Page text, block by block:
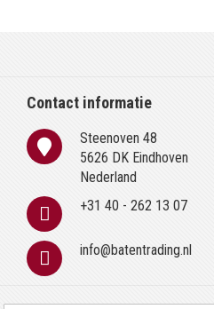
Contact informatie
Steenoven 48
5626 DK Eindhoven
Nederland
+31 40 - 262 13 07
info@batentrading.nl